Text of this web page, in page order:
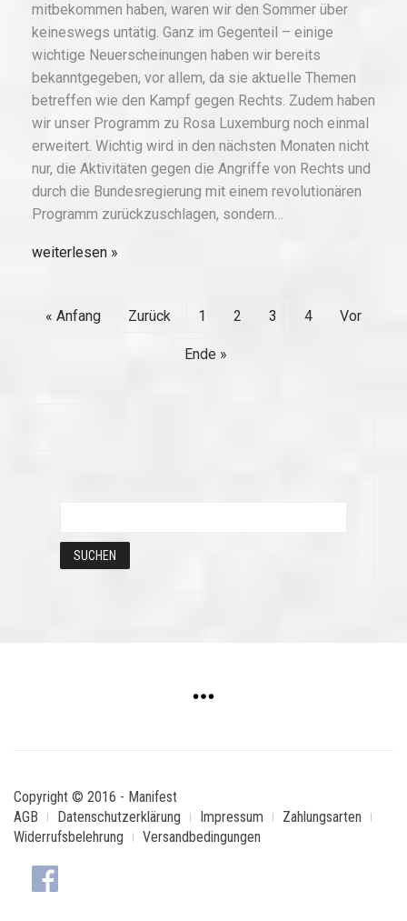
mitbekommen haben, waren wir den Sommer über
keineswegs untätig. Ganz im Gegenteil – einige
wichtige Neuerscheinungen haben wir bereits
bekanntgegeben, vor allem, da sie aktuelle Themen
betreffen wie den Kampf gegen Rechts. Zudem haben
wir unser Programm zu Rosa Luxemburg noch einmal
erweitert. Wichtig wird in den nächsten Monaten nicht
nur, die Aktivitäten gegen die Angriffe von Rechts und
durch die Bundesregierung mit einem revolutionären
Programm zurückzuschlagen, sondern…
weiterlesen
« Anfang Zurück 1 2 3 4 Vor
Ende »
Copyright © 2016 - Manifest
AGB
Datenschutzerklärung Impressum
Zahlungsarten
Widerrufsbelehrung
Versandbedingungen